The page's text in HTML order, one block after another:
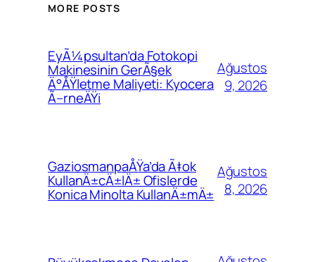
MORE POSTS
EyÃ¼psultan’da Fotokopi
Makinesinin GerÃ§ek
Ä°ÅŸletme Maliyeti: Kyocera
Ã–rneÄŸi
Ağustos
9, 2026
GaziosmanpaÅŸa’da Ã‡ok
KullanÄ±cÄ±lÄ± Ofislerde
Konica Minolta KullanÄ±mÄ±
Ağustos
8, 2026